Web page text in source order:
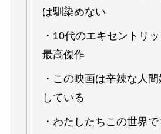
は馴染めない
・10代のエキセントリ
最高傑作
・この映画は辛辣な人
している
・わたしたちこの世界